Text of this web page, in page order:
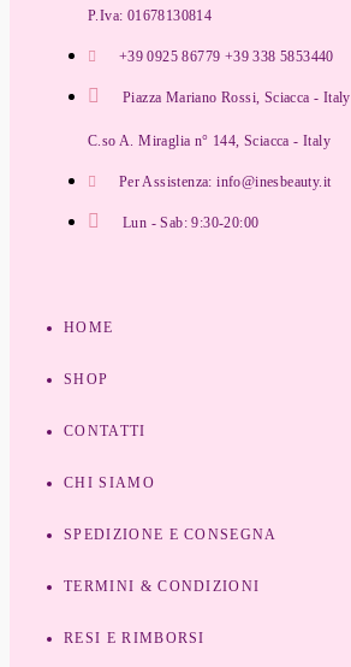
P.Iva: 01678130814
+39 0925 86779 +39 338 5853440
Piazza Mariano Rossi, Sciacca - Italy
C.so A. Miraglia n° 144, Sciacca - Italy
Per Assistenza: info@inesbeauty.it
Lun - Sab: 9:30-20:00
HOME
SHOP
CONTATTI
CHI SIAMO
SPEDIZIONE E CONSEGNA
TERMINI & CONDIZIONI
RESI E RIMBORSI